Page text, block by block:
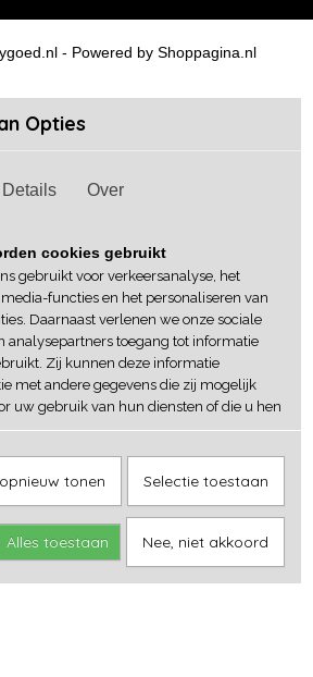
- Powered by Shoppagina.nl
Opties
Details Over
cookies gebruikt
gebruikt voor verkeersanalyse, het
functies en het personaliseren van
Daarnaast verlenen we onze sociale
analysepartners toegang tot informatie
Zij kunnen deze informatie
met andere gegevens die zij mogelijk
uw gebruik van hun diensten of die u hen
tonen Selectie toestaan
Alles toestaan Nee, niet akkoord